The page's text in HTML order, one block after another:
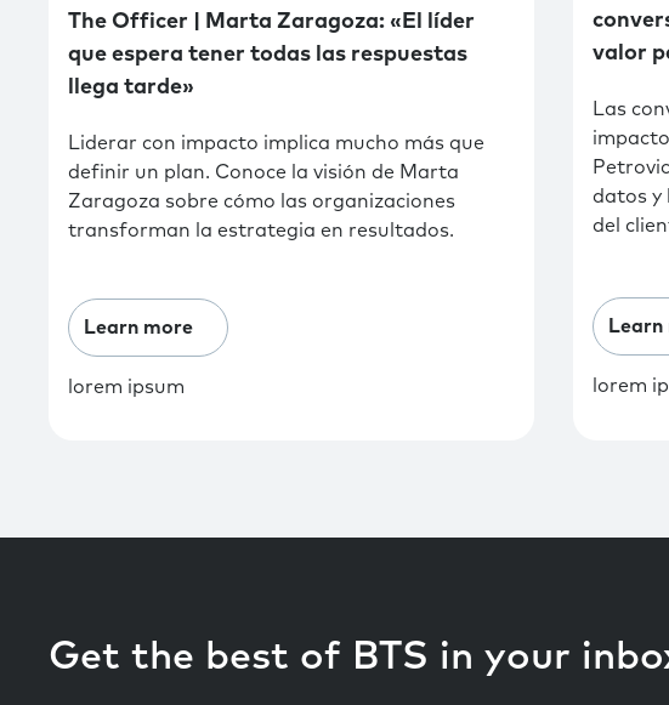
The Officer | Marta Zaragoza: «El líder
que espera tener todas las respuestas
llega tarde»
Liderar con impacto implica mucho más que
definir un plan. Conoce la visión de Marta
Zaragoza sobre cómo las organizaciones
transforman la estrategia en resultados.
Learn more
lorem ipsum
valor
Las
datos y
del
Learn
lorem
Get the best of BTS in your